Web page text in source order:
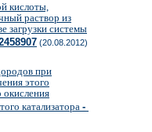
кислоты,
раствор из
загрузки системы
(20.08.2012)
при
этого
окисления
катализатора-